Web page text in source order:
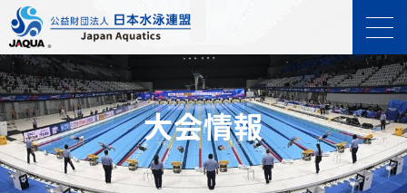
⼤会情報